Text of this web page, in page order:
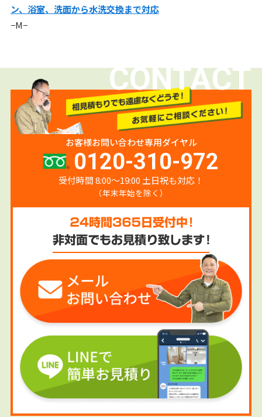
ン、浴室、洗面から水洗交換まで対応
−M−
CONTACT
お客様お問い合わせ専用ダイヤル
0120-310-972
受付時間 8:00〜19:00 土日祝も対応！
（年末年始を除く）